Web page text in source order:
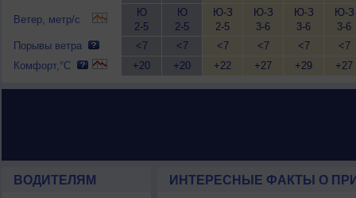
Ветер, метр/с
Порывы ветра
Комфорт,°C
Ю
2-5
<7
+20
Ю
2-5
<7
+20
Ю-З
2-5
<7
+22
Ю-З
3-6
<7
+27
Ю-З
3-6
<7
+29
Ю-З
3-6
<7
+27
ВОДИТЕЛЯМ ИНТЕРЕСНЫЕ ФАКТЫ О